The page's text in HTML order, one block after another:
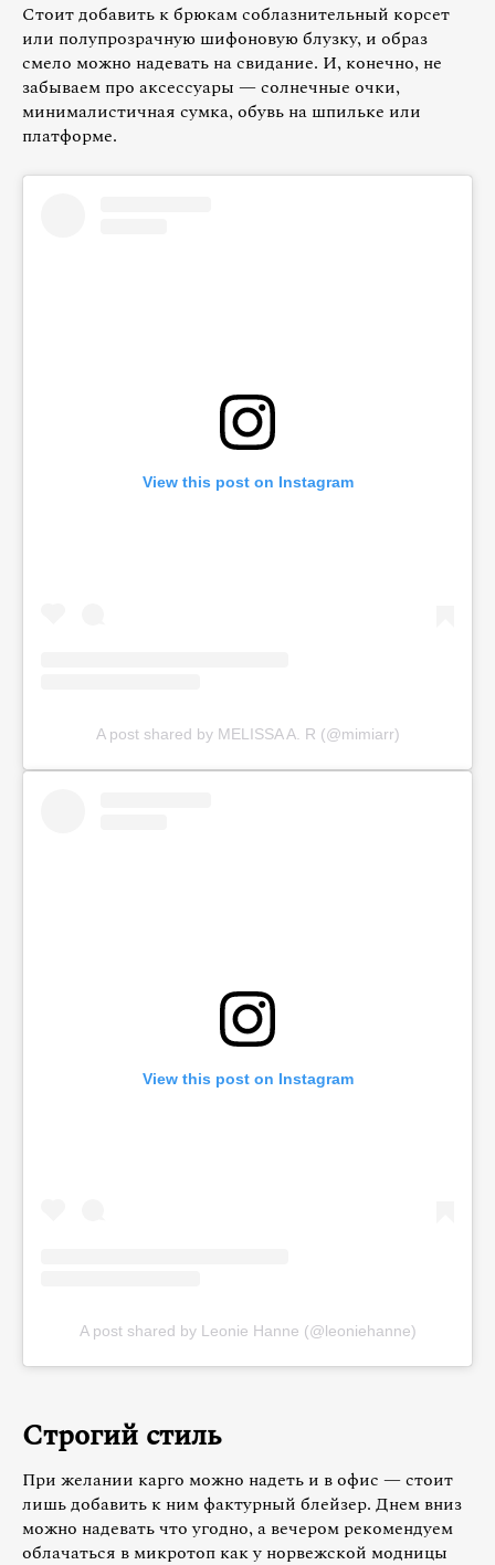
Стоит добавить к брюкам соблазнительный корсет
или полупрозрачную шифоновую блузку, и образ
смело можно надевать на свидание. И, конечно, не
забываем про аксессуары — солнечные очки,
минималистичная сумка, обувь на шпильке или
платформе.
View this post on Instagram
A post shared by MELISSA A. R (@mimiarr)
View this post on Instagram
A post shared by Leonie Hanne (@leoniehanne)
Строгий стиль
При желании карго можно надеть и в офис — стоит
лишь добавить к ним фактурный блейзер. Днем вниз
можно надевать что угодно, а вечером рекомендуем
облачаться в микротоп как у норвежской модницы